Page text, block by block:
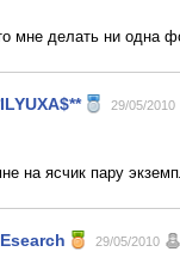
мне делать ни одна
29/05/2010
на ясчик пару
29/05/2010